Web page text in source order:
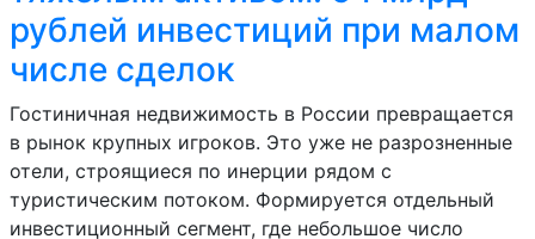
рублей инвестиций при малом
числе сделок
Гостиничная недвижимость в России превращается
в рынок крупных игроков. Это уже не разрозненные
отели, строящиеся по инерции рядом с
туристическим потоком. Формируется отдельный
инвестиционный сегмент, где небольшое число